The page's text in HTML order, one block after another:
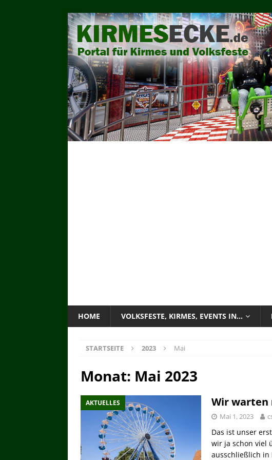
HOME VOLKSFESTE, KIRMES, EVENTS IN…
STARTSEITE 2023 Mai
Monat: Mai 2023
AKTUELLES Wir
Mai 1, 2023
Das ist unser
wir ja schon viel
ausschließlich in